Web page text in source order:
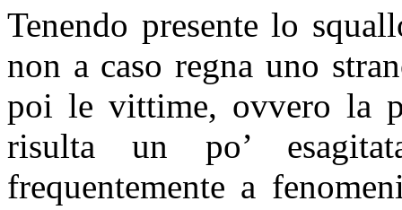
Tenendo presente lo
non a caso regna uno
poi le vittime, ovvero la
risulta un po’
frequentemente a